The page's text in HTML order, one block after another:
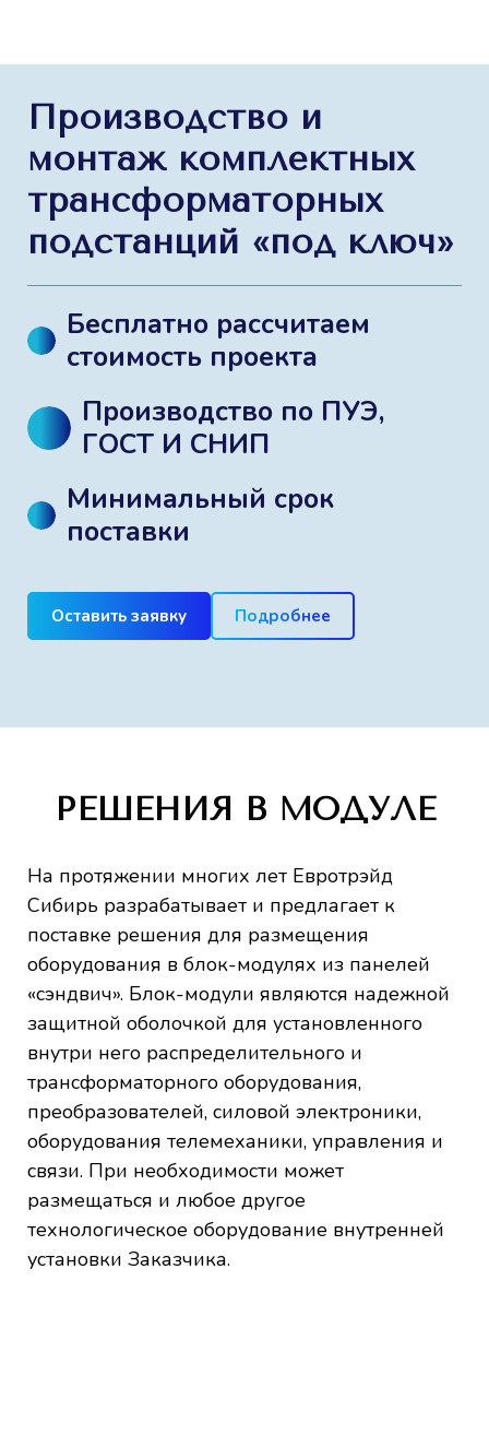
Производство и
монтаж комплектных
трансформаторных
подстанций «под ключ»
Бесплатно рассчитаем
стоимость проекта
Производство по ПУЭ,
ГОСТ И СНИП
Минимальный срок
поставки
Оставить заявку Подробнее
РЕШЕНИЯ В МОДУЛЕ
На протяжении многих лет Евротрэйд
Сибирь разрабатывает и предлагает к
поставке решения для размещения
оборудования в блок-модулях из панелей
«сэндвич». Блок-модули являются надежной
защитной оболочкой для установленного
внутри него распределительного и
трансформаторного оборудования,
преобразователей, силовой электроники,
оборудования телемеханики, управления и
связи. При необходимости может
размещаться и любое другое
технологическое оборудование внутренней
установки Заказчика.